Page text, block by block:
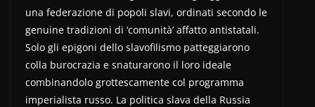
una federazione di popoli slavi, ordinati secondo le
genuine tradizioni di ‘comunità’ affatto antistatali.
Solo gli epigoni dello slavofilismo patteggiarono
colla burocrazia e snaturarono il loro ideale
combinandolo grottescamente col programma
imperialista russo. La politica slava della Russia